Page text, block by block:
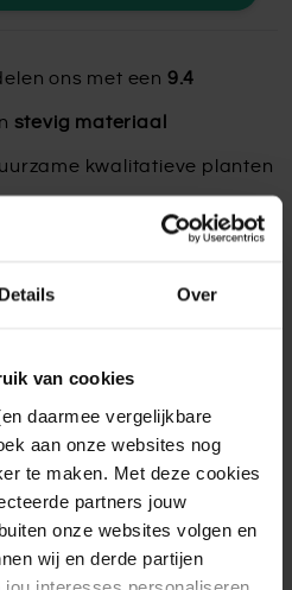
Details Over
van cookies
daarmee vergelijkbare
aan onze websites nog
te maken. Met deze cookies
partners jouw
onze websites volgen en
wij en derde partijen
ons met een 9.4
stevig materiaal
kwalitatieve planten
Balloon is een ronde bloempot